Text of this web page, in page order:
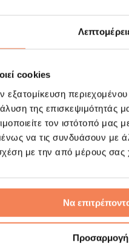
cookies
εξατομίκευση
της επισκεψιμότητάς
τον ιστότοπό μας
να τις συνδυάσουν με
σχέση με την από μέρους
Να
Προσαρμογή
Μασάζ